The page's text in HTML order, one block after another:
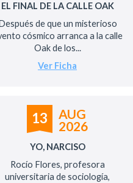
EL FINAL DE LA CALLE OAK
Después de que un misterioso
cósmico arranca a la calle
Oak de los...
Ver Ficha
13
AUG
2026
YO, NARCISO
Rocío Flores, profesora
universitaria de sociología,